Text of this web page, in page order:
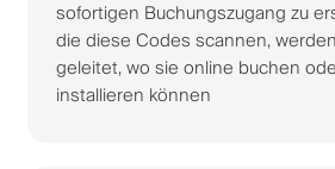
sofortigen Buchungszugang zu
die diese Codes scannen,
geleitet, wo sie online buchen
installieren können